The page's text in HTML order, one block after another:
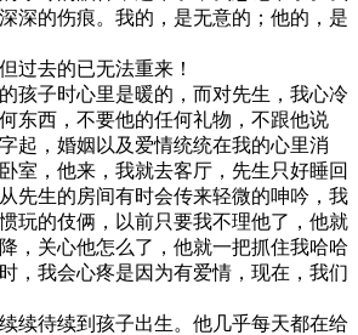
深的伤痕。我的，是无意的；他的，是
去的已无法重来！
子时心里是暖的，而对先生，我心冷
东西，不要他的任何礼物，不跟他说
起，婚姻以及爱情统统在我的心里消
室，他来，我就去客厅，先生只好睡回
先生的房间有时会传来轻微的呻吟，我
玩的伎俩，以前只要我不理他了，他就
，关心他怎么了，他就一把抓住我哈哈
，我会心疼是因为有爱情，现在，我们
待续到孩子出生。他几乎每天都在给